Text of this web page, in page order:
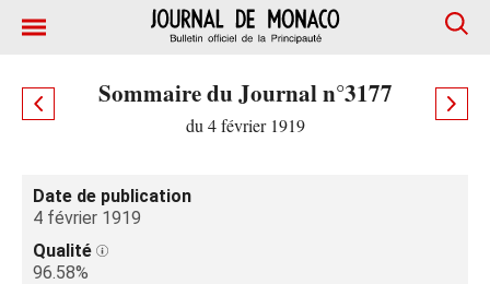
Sommaire du Journal n°3177
du 4 février 1919
Date de publication
4 février 1919
Qualité
96.58%